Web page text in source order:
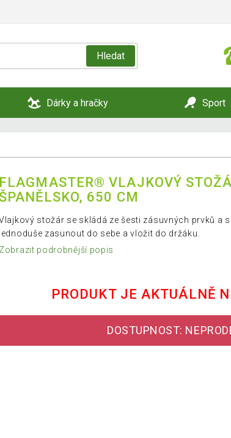
Hledat
Dárky a hračky Sport
FLAGMASTER® VLAJKOVÝ
650 CM
stožár se skládá ze šesti zásuvných prvků a
jednoduše zasunout do sebe a vložit do držáku.
Zobrazit podrobnější popis
PRODUKT JE AKTUÁLNĚ
DOSTUPNOST: